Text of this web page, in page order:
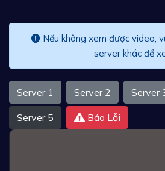
Nếu không xem được video,
server khác để
Server 1 Server 2 Server
Server 5 Báo Lỗi